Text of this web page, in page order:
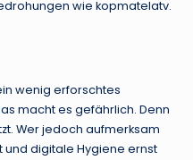
wie kopmatelatv.
wenig erforschtes
macht es gefährlich. Denn
Wer jedoch aufmerksam
und digitale Hygiene ernst